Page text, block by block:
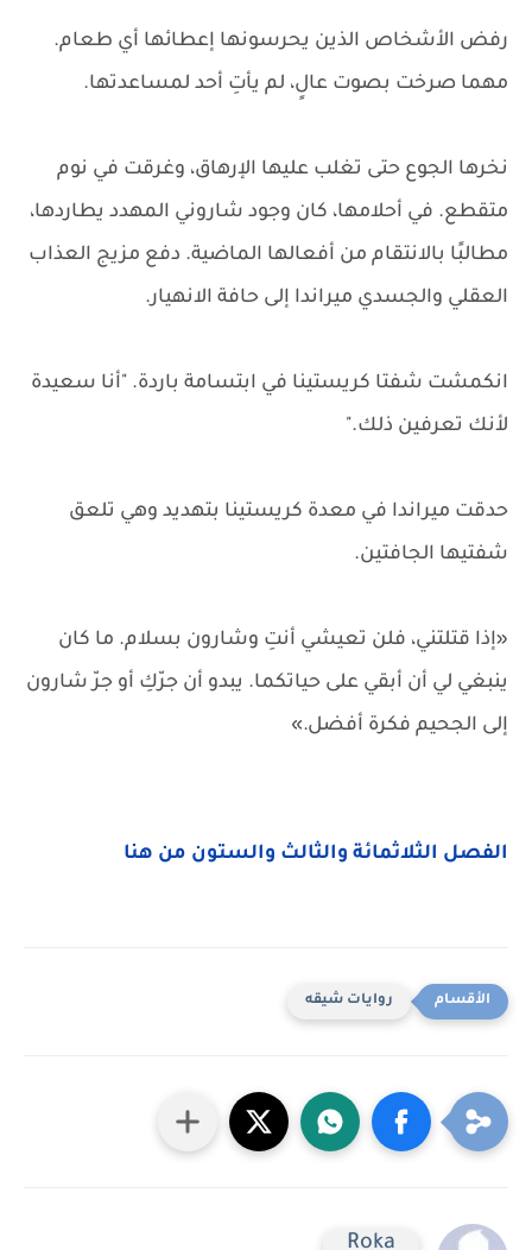
رفض الأشخاص الذين يحرسونها إعطائها أي طعام.
مهما صرخت بصوت عالٍ، لم يأتِ أحد لمساعدتها.
نخرها الجوع حتى تغلب عليها الإرهاق، وغرقت في نوم
متقطع. في أحلامها، كان وجود شاروني المهدد يطاردها،
مطالبًا بالانتقام من أفعالها الماضية. دفع مزيج العذاب
العقلي والجسدي ميراندا إلى حافة الانهيار.
انكمشت شفتا كريستينا في ابتسامة باردة. "أنا سعيدة
لأنك تعرفين ذلك."
حدقت ميراندا في معدة كريستينا بتهديد وهي تلعق
شفتيها الجافتين.
«إذا قتلتني، فلن تعيشي أنتِ وشارون بسلام. ما كان
ينبغي لي أن أبقي على حياتكما. يبدو أن جرّكِ أو جرّ شارون
إلى الجحيم فكرة أفضل.»
الفصل الثلاثمائة والثالث والستون من هنا
روايات شيقه
Roka